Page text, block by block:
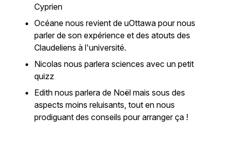
Cyprien
Océane nous revient de uOttawa pour nous
parler de son expérience et des atouts des
Claudeliens à l'université.
Nicolas nous parlera sciences avec un petit
quizz
Edith nous parlera de Noël mais sous des
aspects moins reluisants, tout en nous
prodiguant des conseils pour arranger ça !